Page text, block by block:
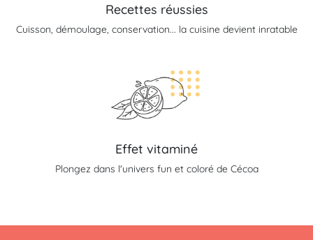
Recettes réussies
Cuisson, démoulage, conservation... la cuisine devient inratable
Effet vitaminé
Plongez dans l'univers fun et coloré de Cécoa